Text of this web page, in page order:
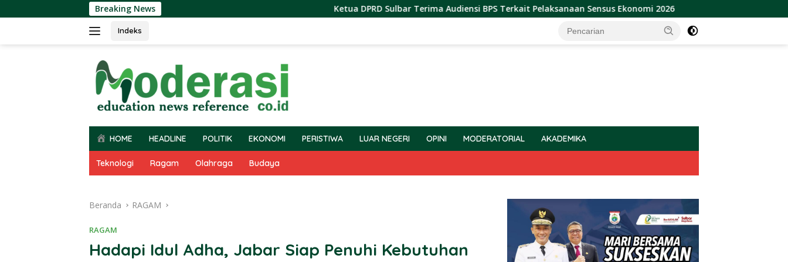
ke
Breaking News Ketua DPRD Sulbar Terima Audiensi BPS Terkait Pelaksanaan Sensus Ekonomi 2026 Sulbar Raih Penghargaan
Indeks
HOME HEADLINE POLITIK EKONOMI PERISTIWA LUAR NEGERI OPINI MODERATORIAL AKADEMIKA
Teknologi Ragam Olahraga Budaya
Beranda RAGAM
RAGAM
Hadapi Idul Adha, Jabar Siap Penuhi Kebutuhan